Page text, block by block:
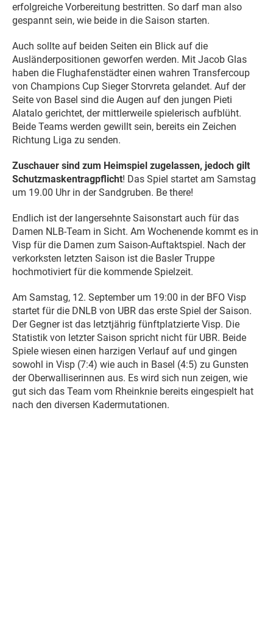
erfolgreiche Vorbereitung bestritten. So darf man also
gespannt sein, wie beide in die Saison starten.
Auch sollte auf beiden Seiten ein Blick auf die
Ausländerpositionen geworfen werden. Mit Jacob Glas
haben die Flughafenstädter einen wahren Transfercoup
von Champions Cup Sieger Storvreta gelandet. Auf der
Seite von Basel sind die Augen auf den jungen Pieti
Alatalo gerichtet, der mittlerweile spielerisch aufblüht.
Beide Teams werden gewillt sein, bereits ein Zeichen
Richtung Liga zu senden.
Zuschauer sind zum Heimspiel zugelassen, jedoch gilt
Schutzmaskentragpflicht! Das Spiel startet am Samstag
um 19.00 Uhr in der Sandgruben. Be there!
Endlich ist der langersehnte Saisonstart auch für das
Damen NLB-Team in Sicht. Am Wochenende kommt es in
Visp für die Damen zum Saison-Auftaktspiel. Nach der
verkorksten letzten Saison ist die Basler Truppe
hochmotiviert für die kommende Spielzeit.
Am Samstag, 12. September um 19:00 in der BFO Visp
startet für die DNLB von UBR das erste Spiel der Saison.
Der Gegner ist das letztjährig fünftplatzierte Visp. Die
Statistik von letzter Saison spricht nicht für UBR. Beide
Spiele wiesen einen harzigen Verlauf auf und gingen
sowohl in Visp (7:4) wie auch in Basel (4:5) zu Gunsten
der Oberwalliserinnen aus. Es wird sich nun zeigen, wie
gut sich das Team vom Rheinknie bereits eingespielt hat
nach den diversen Kadermutationen.